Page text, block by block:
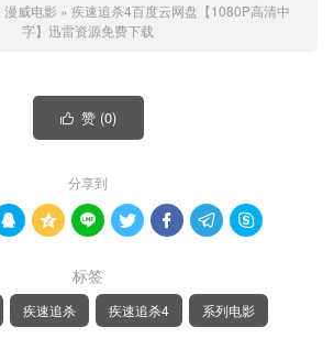
漫威电影 » 疾速追杀4百度云网盘【1080P高清中
字】迅雷资源免费下载
 赞 (0)
分享到
      
标签
疾速追杀 疾速追杀4 系列电影